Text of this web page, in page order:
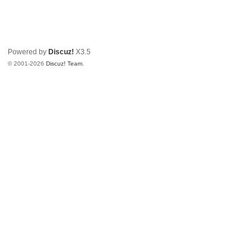
Powered by Discuz! X3.5
© 2001-2026Discuz! Team